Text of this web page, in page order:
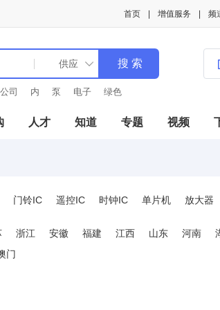
频
增值服务
首页
公司 内 泵 电子 绿色
人才 知道 专题 视频
门铃IC 遥控IC 时钟IC 单片机 放大器
浙江 安徽 福建 江西 山东 河南
门